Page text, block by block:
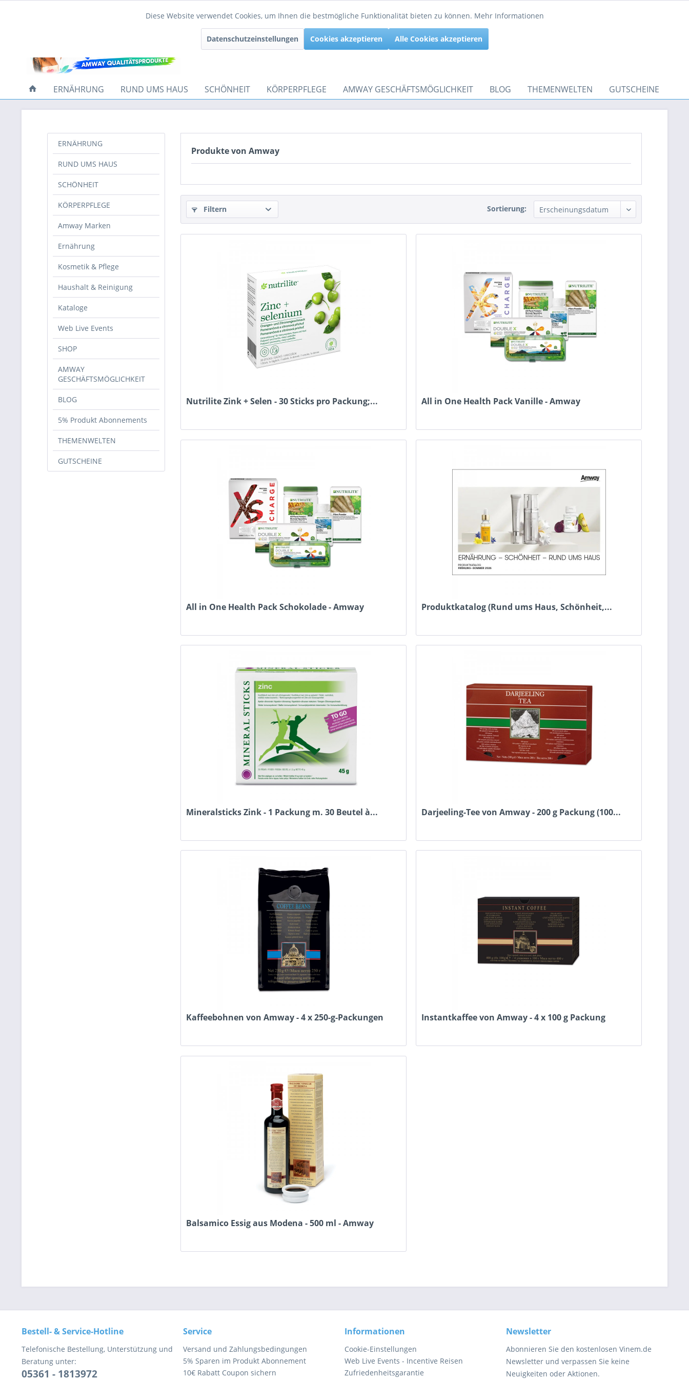
ERNÄHRUNG RUND UMS HAUS SCHÖNHEIT KÖRPERPFLEGE AMWAY GESCHÄFTSMÖGLICHKEIT BLOG THEMENWELTEN GUTSCHEINE
ERNÄHRUNG
RUND UMS HAUS
SCHÖNHEIT
KÖRPERPFLEGE
Amway Marken
Ernährung
Kosmetik & Pflege
Haushalt & Reinigung
Kataloge
Web Live Events
SHOP
AMWAY
GESCHÄFTSMÖGLICHKEIT
BLOG
5% Produkt Abonnements
THEMENWELTEN
GUTSCHEINE
Produkte von Amway
Filtern Sortierung:
Nutrilite Zink + Selen - 30 Sticks pro Packung;... All in One Health Pack Vanille - Amway
All in One Health Pack Schokolade - Amway Produktkatalog (Rund ums Haus, Schönheit,...
Mineralsticks Zink - 1 Packung m. 30 Beutel à... Darjeeling-Tee von Amway - 200 g Packung (100...
Kaffeebohnen von Amway - 4 x 250-g-Packungen Instantkaffee von Amway - 4 x 100 g Packung
Balsamico Essig aus Modena - 500 ml - Amway
Bestell- & Service-Hotline
Telefonische Bestellung, Unterstützung und
Beratung unter:
05361 - 1813972
Service
Versand und Zahlungsbedingungen
5% Sparen im Produkt Abonnement
10€ Rabatt Coupon sichern
Informationen
Cookie-Einstellungen
Web Live Events - Incentive Reisen
Zufriedenheitsgarantie
Newsletter
Abonnieren Sie den kostenlosen Vinem.de
Newsletter und verpassen Sie keine
Neuigkeiten oder Aktionen.
Diese Website verwendet Cookies, um Ihnen die bestmögliche Funktionalität bieten zu können. Mehr Informationen
Datenschutzeinstellungen Cookies akzeptieren Alle Cookies akzeptieren